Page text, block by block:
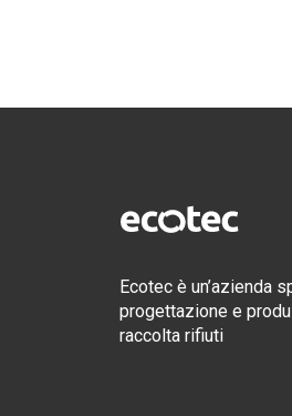
Ecotec è un’azienda
progettazione e
raccolta rifiuti